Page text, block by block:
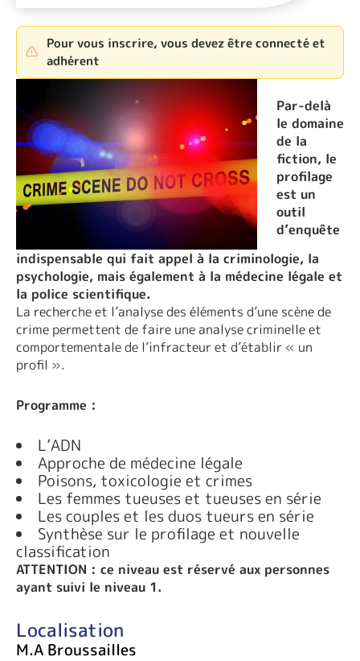
Pour vous inscrire, vous devez être connecté et
adhérent
Par-delà
le domaine
de la
fiction, le
profilage
est un
outil
d’enquête
indispensable qui fait appel à la criminologie, la
psychologie, mais également à la médecine légale et
la police scientifique.
La recherche et l’analyse des éléments d’une scène de
crime permettent de faire une analyse criminelle et
comportementale de l’infracteur et d’établir « un
profil ».
Programme :
L’ADN
Approche de médecine légale
Poisons, toxicologie et crimes
Les femmes tueuses et tueuses en série
Les couples et les duos tueurs en série
Synthèse sur le profilage et nouvelle
classification
ATTENTION : ce niveau est réservé aux personnes
ayant suivi le niveau 1.
Localisation
M.A Broussailles